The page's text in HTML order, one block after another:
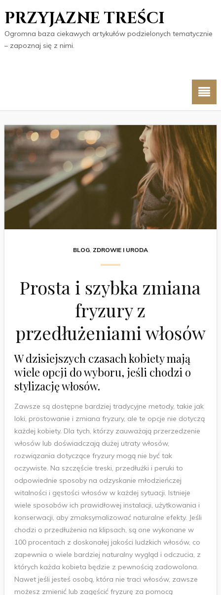
PRZYJAZNE TREŚCI
Ogromna baza ciekawych artykułów podzielonych tematycznie
– zapoznaj się z nimi.
BLOG, ZDROWIE I URODA
Prosta i szybka zmiana
fryzury z
przedłużeniami włosów
W dzisiejszych czasach kobiety mają
wiele opcji do wyboru, jeśli chodzi o
stylizację włosów.
Zawsze są dostępne bardziej tradycyjne metody, takie jak
loki, prostowanie i zmiana fryzury, ale te opcje nie dotyczą
każdej kobiety. Dla tych, którzy zauważają przerzedzenie
włosów lub doświadczają dużej utraty włosów,
rozwiązania dotyczące fryzury mogą nie być tak
oczywiste. Na szczęście treski, przedłużki i peruki to
odpowiednie sposoby na odzyskanie młodzieńczej
witalności i gęstości włosów w każdej sytuacji. Istnieje
wiele sposobów ich prawidłowej instalacji, użytkowania i
konserwacji, aby zmaksymalizować naturalne efekty. Jeśli
chodzi o przedłużenia na klipsach, są one wykonane w
100 procentach z doskonałej jakości ludzkich włosów, co
zapewnia o wiele bardziej naturalny wygląd i odczucia, z
których każda kobieta będzie z pewnością zadowolona.
Nawet jeśli jesteś osobą, która nie traci włosów, zawsze
możesz zmienić lub zagęścić fryzurę za pomocą